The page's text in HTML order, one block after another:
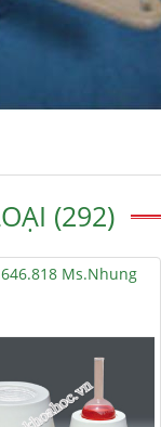
(292)
Ms.Nhung